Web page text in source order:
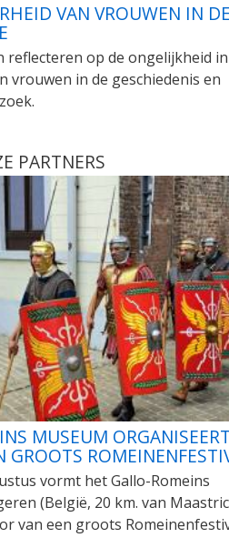
VAN VROUWEN IN
reflecteren op de ongelijkheid in
vrouwen in de geschiedenis en
PARTNERS
MUSEUM
GROOTS
vormt het Gallo-Romeins
(België, 20 km. van
van een groots